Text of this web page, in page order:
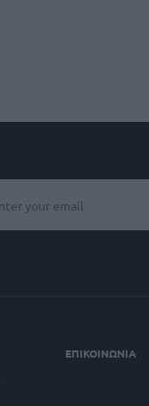
ΕΠΙΚΟΙΝΩΝΙΑ